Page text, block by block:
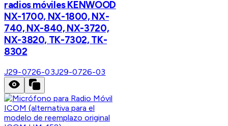
radios móviles KENWOOD
NX-1700, NX-1800, NX-
740, NX-840, NX-3720,
NX-3820, TK-7302, TK-
8302
J29-0726-03J29-0726-03